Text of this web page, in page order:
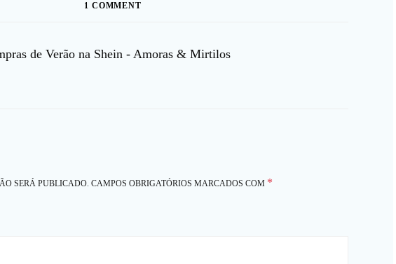
1 COMMENT
de Verão na Shein - Amoras & Mirtilos
SERÁ PUBLICADO. CAMPOS OBRIGATÓRIOS MARCADOS COM *